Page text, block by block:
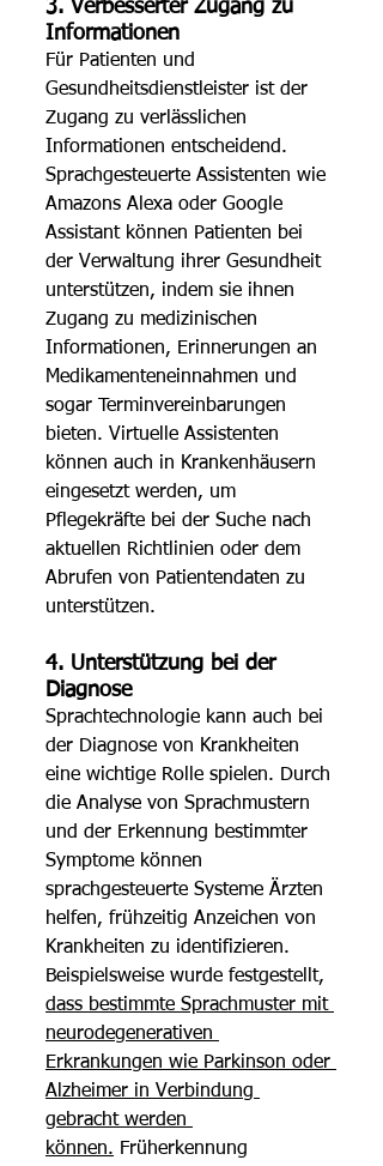
3. Verbesserter Zugang zu
Informationen
Für Patienten und
Gesundheitsdienstleister ist der
Zugang zu verlässlichen
Informationen entscheidend.
Sprachgesteuerte Assistenten wie
Amazons Alexa oder Google
Assistant können Patienten bei
der Verwaltung ihrer Gesundheit
unterstützen, indem sie ihnen
Zugang zu medizinischen
Informationen, Erinnerungen an
Medikamenteneinnahmen und
sogar Terminvereinbarungen
bieten. Virtuelle Assistenten
können auch in Krankenhäusern
eingesetzt werden, um
Pflegekräfte bei der Suche nach
aktuellen Richtlinien oder dem
Abrufen von Patientendaten zu
unterstützen.
4. Unterstützung bei der
Diagnose
Sprachtechnologie kann auch bei
der Diagnose von Krankheiten
eine wichtige Rolle spielen. Durch
die Analyse von Sprachmustern
und der Erkennung bestimmter
Symptome können
sprachgesteuerte Systeme Ärzten
helfen, frühzeitig Anzeichen von
Krankheiten zu identifizieren.
Beispielsweise wurde festgestellt,
dass bestimmte Sprachmuster mit
neurodegenerativen
Erkrankungen wie Parkinson oder
Alzheimer in Verbindung
gebracht werden
können. Früherkennung